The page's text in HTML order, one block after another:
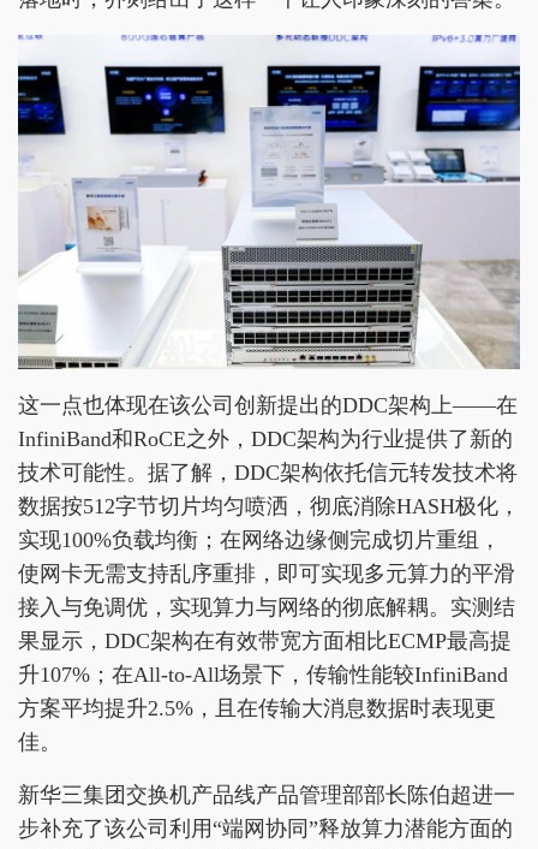
这一点也体现在该公司创新提出的DDC架构上——在
InfiniBand和RoCE之外，DDC架构为行业提供了新的
技术可能性。据了解，DDC架构依托信元转发技术将
数据按512字节切片均匀喷洒，彻底消除HASH极化，
实现100%负载均衡；在网络边缘侧完成切片重组，
使网卡无需支持乱序重排，即可实现多元算力的平滑
接入与免调优，实现算力与网络的彻底解耦。实测结
果显示，DDC架构在有效带宽方面相比ECMP最高提
升107%；在All-to-All场景下，传输性能较InfiniBand
方案平均提升2.5%，且在传输大消息数据时表现更
佳。
新华三集团交换机产品线产品管理部部长陈伯超进一
步补充了该公司利用“端网协同”释放算力潜能方面的